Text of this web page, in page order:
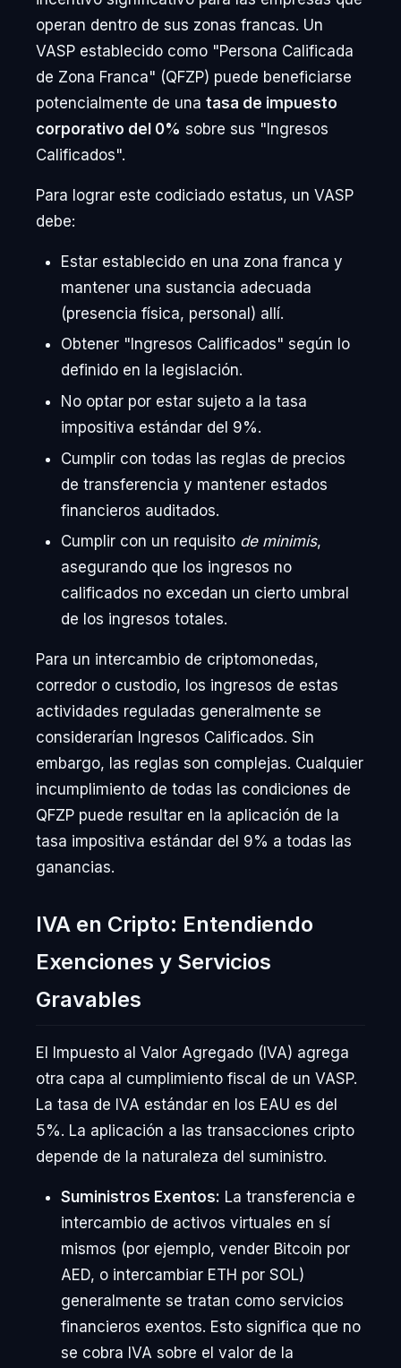
operan dentro de sus zonas francas. Un
VASP establecido como "Persona Calificada
de Zona Franca" (QFZP) puede beneficiarse
potencialmente de una tasa de impuesto
corporativo del 0% sobre sus "Ingresos
Calificados".
Para lograr este codiciado estatus, un VASP
debe:
Estar establecido en una zona franca y
mantener una sustancia adecuada
(presencia física, personal) allí.
Obtener "Ingresos Calificados" según lo
definido en la legislación.
No optar por estar sujeto a la tasa
impositiva estándar del 9%.
Cumplir con todas las reglas de precios
de transferencia y mantener estados
financieros auditados.
Cumplir con un requisito de minimis,
asegurando que los ingresos no
calificados no excedan un cierto umbral
de los ingresos totales.
Para un intercambio de criptomonedas,
corredor o custodio, los ingresos de estas
actividades reguladas generalmente se
considerarían Ingresos Calificados. Sin
embargo, las reglas son complejas. Cualquier
incumplimiento de todas las condiciones de
QFZP puede resultar en la aplicación de la
tasa impositiva estándar del 9% a todas las
ganancias.
IVA en Cripto: Entendiendo
Exenciones y Servicios
Gravables
El Impuesto al Valor Agregado (IVA) agrega
otra capa al cumplimiento fiscal de un VASP.
La tasa de IVA estándar en los EAU es del
5%. La aplicación a las transacciones cripto
depende de la naturaleza del suministro.
Suministros Exentos: La transferencia e
intercambio de activos virtuales en sí
mismos (por ejemplo, vender Bitcoin por
AED, o intercambiar ETH por SOL)
generalmente se tratan como servicios
financieros exentos. Esto significa que no
se cobra IVA sobre el valor de la